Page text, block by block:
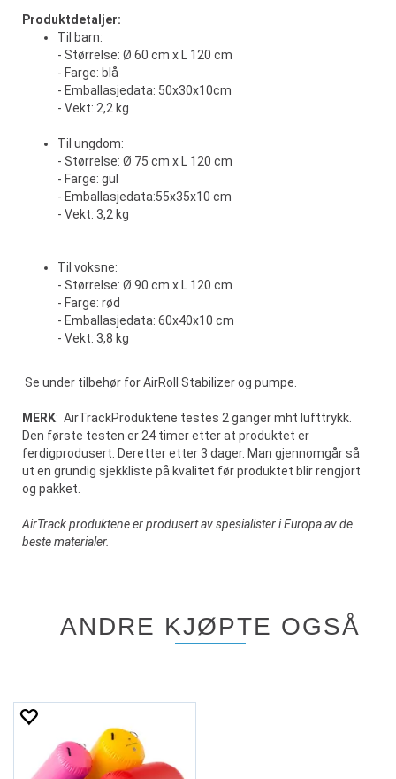
Produktdetaljer:
Til barn:
- Størrelse: Ø 60 cm x L 120 cm
- Farge: blå
- Emballasjedata: 50x30x10cm
- Vekt: 2,2 kg
Til ungdom:
- Størrelse: Ø 75 cm x L 120 cm
- Farge: gul
- Emballasjedata:55x35x10 cm
- Vekt: 3,2 kg
Til voksne:
- Størrelse: Ø 90 cm x L 120 cm
- Farge: rød
- Emballasjedata: 60x40x10 cm
- Vekt: 3,8 kg
Se under tilbehør for AirRoll Stabilizer og pumpe.
MERK: AirTrackProduktene testes 2 ganger mht lufttrykk.
Den første testen er 24 timer etter at produktet er
ferdigprodusert. Deretter etter 3 dager. Man gjennomgår så
ut en grundig sjekkliste på kvalitet før produktet blir rengjort
og pakket.
AirTrack produktene er produsert av spesialister i Europa av de
beste materialer.
ANDRE KJØPTE OGSÅ